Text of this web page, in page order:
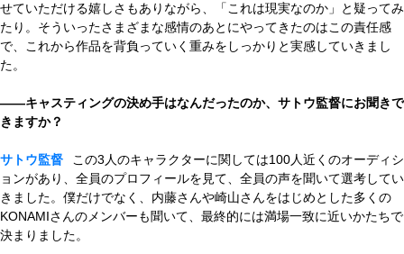
せていただける嬉しさもありながら、「これは現実なのか」と疑ってみ
たり。そういったさまざまな感情のあとにやってきたのはこの責任感
で、これから作品を背負っていく重みをしっかりと実感していきまし
た。
——キャスティングの決め手はなんだったのか、サトウ監督にお聞きで
きますか？
サトウ監督
この3人のキャラクターに関しては100人近くのオーディシ
ョンがあり、全員のプロフィールを見て、全員の声を聞いて選考してい
きました。僕だけでなく、内藤さんや崎山さんをはじめとした多くの
KONAMIさんのメンバーも聞いて、最終的には満場一致に近いかたちで
決まりました。